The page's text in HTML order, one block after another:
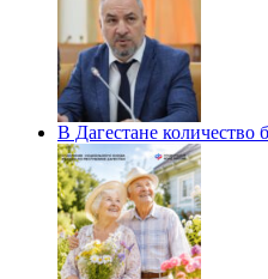
В Дагестане